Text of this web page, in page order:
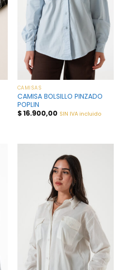
CAMISAS
CAMISA BOLSILLO PINZADO
POPLIN
$16.900,00 SIN IVA incluido